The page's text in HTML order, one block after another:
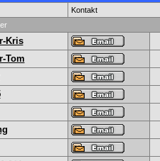
Kontakt
Kris
Tom